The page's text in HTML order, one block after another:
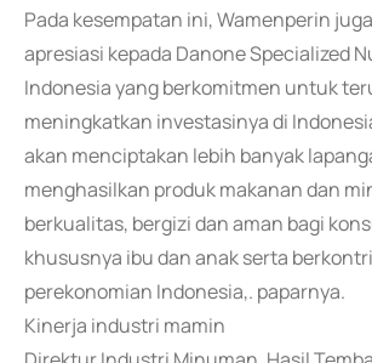
Pada kesempatan ini, Wamenperin
apresiasi kepada Danone Specialized
Indonesia yang berkomitmen untuk
meningkatkan investasinya di
akan menciptakan lebih banyak
menghasilkan produk makanan dan
berkualitas, bergizi dan aman bagi
khususnya ibu dan anak serta
perekonomian Indonesia,. paparnya.
Kinerja industri mamin